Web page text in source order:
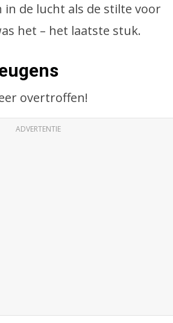
de lucht als de stilte voor
het – het laatste stuk.
overtroffen!
ADVERTENTIE